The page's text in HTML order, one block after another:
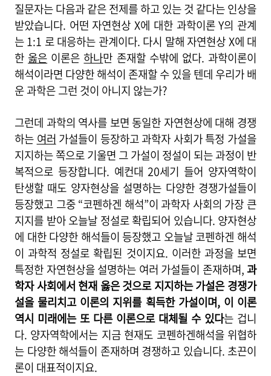
질문자는 다음과 같은 전제를 하고 있는 것 같다는 인상을
받았습니다. 어떤 자연현상 X에 대한 과학이론 Y의 관계
는 1:1 로 대응하는 관계이다. 다시 말해 자연현상 X에 대
한 옳은 이론은 하나만 존재할 수밖에 없다. 과학이론이
해석이라면 다양한 해석이 존재할 수 있을 텐데 우리가 배
운 과학은 그런 것이 아니지 않는가?
그런데 과학의 역사를 보면 동일한 자연현상에 대해 경쟁
하는 여러 가설들이 등장하고 과학자 사회가 특정 가설을
지지하는 쪽으로 기울면 그 가설이 정설이 되는 과정이 반
복적으로 등장합니다. 예컨대 20세기 들어 양자역학이
탄생할 때도 양자현상을 설명하는 다양한 경쟁가설들이
등장했고 그중 “코펜하겐 해석”이 과학자 사회의 가장 큰
지지를 받아 오늘날 정설로 확립되어 있습니다. 양자현상
에 대한 다양한 해석들이 등장했고 오늘날 코펜하겐 해석
이 과학적 정설로 확립된 것이지요. 이러한 과정을 보면
특정한 자연현상을 설명하는 여러 가설들이 존재하며,과
학자 사회에서 현재 옳은 것으로 지지하는 가설은 경쟁가
설을 물리치고 이론의 지위를 획득한 가설이며, 이 이론
역시 미래에는 또 다른 이론으로 대체될 수 있다는 겁니
다. 양자역학에서는 지금 현재도 코펜하겐해석을 위협하
는 다양한 해석들이 존재하며 경쟁하고 있습니다. 초끈이
론이 대표적이지요.